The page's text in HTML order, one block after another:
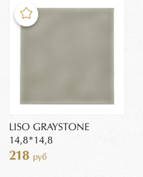
LISO GRAYSTONE
14,8*14,8
218 руб